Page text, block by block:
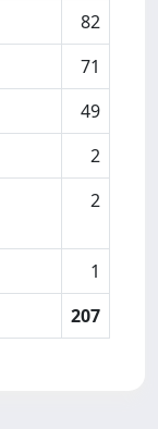
82
71
49
2
2
1
207